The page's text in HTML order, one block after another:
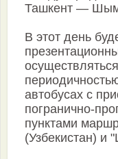
Ташкент —
В этот день
автобусах с
погранично-
пунктами
(Узбекистан) и